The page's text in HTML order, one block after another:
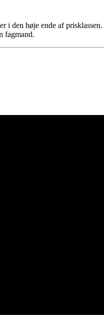
i den høje ende af
fagmand.